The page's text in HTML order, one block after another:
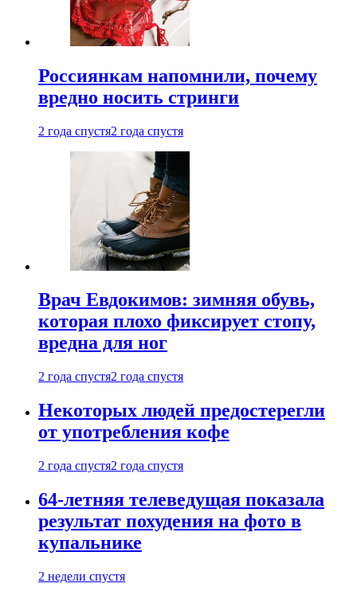
Россиянкам напомнили, почему
вредно носить стринги
2 года спустя2 года спустя
Врач Евдокимов: зимняя обувь,
которая плохо фиксирует стопу,
вредна для ног
2 года спустя2 года спустя
Некоторых людей предостерегли
от употребления кофе
2 года спустя2 года спустя
64-летняя телеведущая показала
результат похудения на фото в
купальнике
2 недели спустя